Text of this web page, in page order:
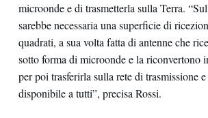
microonde e di trasmetterla sulla Terra.
sarebbe necessaria una superficie di
quadrati, a sua volta fatta di antenne che
sotto forma di microonde e la riconvertono
per poi trasferirla sulla rete di trasmissione
disponibile a tutti”, precisa Rossi.